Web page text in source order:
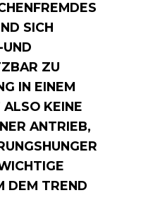
SICH
ZU
IN EINEM
KEINE
ANTRIEB,
DEM TREND